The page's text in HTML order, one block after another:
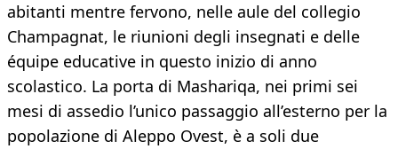
abitanti mentre fervono, nelle aule del collegio
Champagnat, le riunioni degli insegnati e delle
équipe educative in questo inizio di anno
scolastico. La porta di Mashariqa, nei primi sei
mesi di assedio l’unico passaggio all’esterno per la
popolazione di Aleppo Ovest, è a soli due